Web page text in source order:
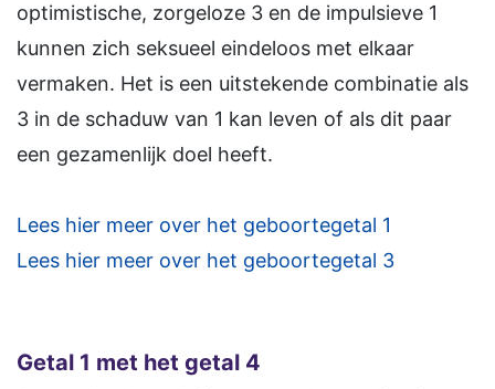
optimistische, zorgeloze 3 en de impulsieve 1
kunnen zich seksueel eindeloos met elkaar
vermaken. Het is een uitstekende combinatie als
3 in de schaduw van 1 kan leven of als dit paar
een gezamenlijk doel heeft.
Lees hier meer over het geboortegetal 1
Lees hier meer over het geboortegetal 3
Getal 1 met het getal 4